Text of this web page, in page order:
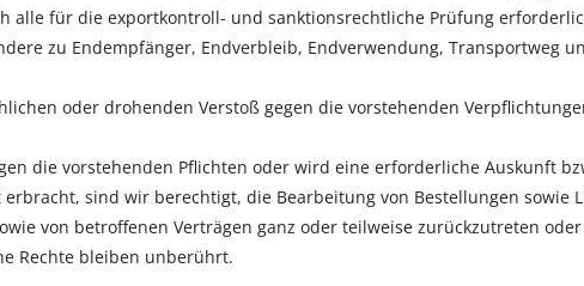
alle für die exportkontroll- und sanktionsrechtliche Prüfung
zu Endempfänger, Endverbleib, Endverwendung, Transportweg
oder drohenden Verstoß gegen die vorstehenden
die vorstehenden Pflichten oder wird eine erforderliche Auskunft
sind wir berechtigt, die Bearbeitung von Bestellungen sowie
von betroffenen Verträgen ganz oder teilweise zurückzutreten
Rechte bleiben unberührt.